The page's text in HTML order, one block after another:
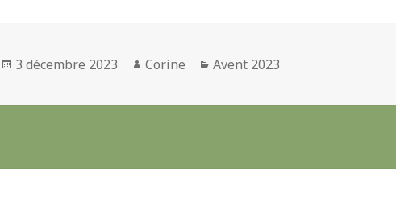
Publié
3 décembre 2023 Auteur
Corine Catégories
Avent 2023